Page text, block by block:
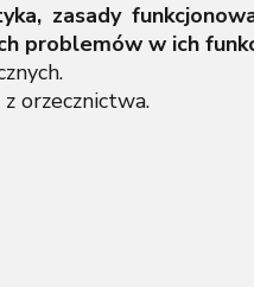
zasady
problemów w ich
orzecznictwa.